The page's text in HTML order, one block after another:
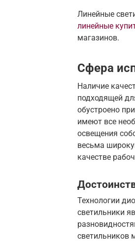
Линейные
линейные
магазинов.
Сфера
Наличие
подходящей
обустроено
имеют все
освещения
весьма
качестве
Технологии
светильники
светильников